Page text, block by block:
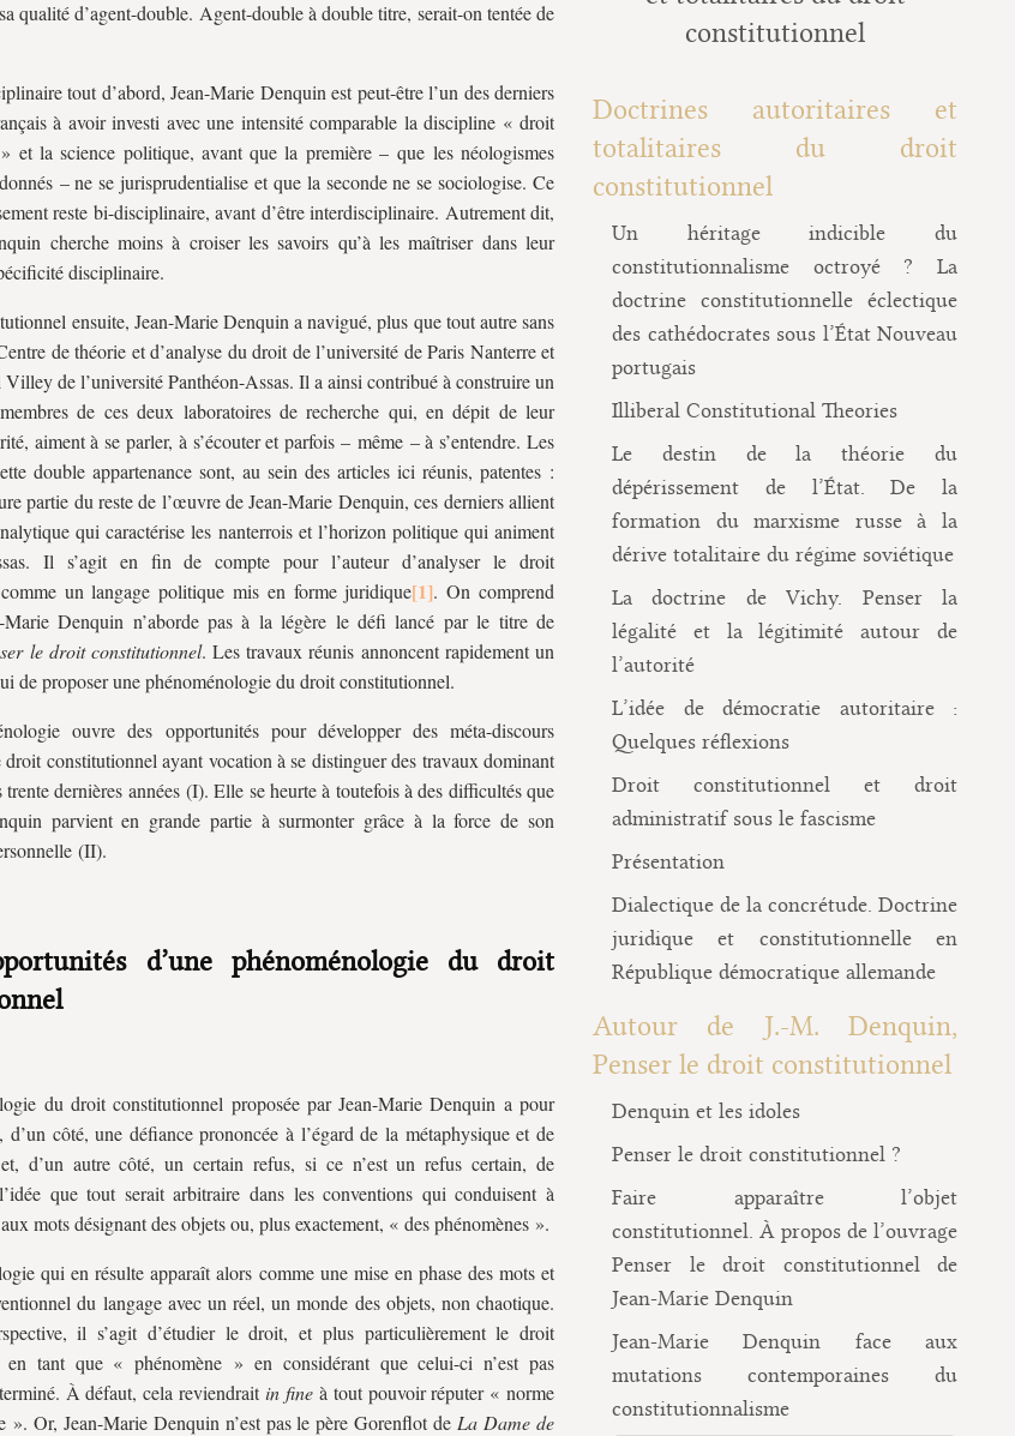
qualité d’agent-double. Agent-double à double titre, serait-on tentée de
tout d’abord, Jean-Marie Denquin est peut-être l’un des derniers
à avoir investi avec une intensité comparable la discipline « droit
et la science politique, avant que la première – que les néologismes
– ne se jurisprudentialise et que la seconde ne se sociologise. Ce
reste bi-disciplinaire, avant d’être interdisciplinaire. Autrement dit,
cherche moins à croiser les savoirs qu’à les maîtriser dans leur
disciplinaire.
ensuite, Jean-Marie Denquin a navigué, plus que tout autre sans
de théorie et d’analyse du droit de l’université de Paris Nanterre et
de l’université Panthéon-Assas. Il a ainsi contribué à construire un
de ces deux laboratoires de recherche qui, en dépit de leur
aiment à se parler, à s’écouter et parfois – même – à s’entendre. Les
double appartenance sont, au sein des articles ici réunis, patentes :
partie du reste de l’œuvre de Jean-Marie Denquin, ces derniers allient
qui caractérise les nanterrois et l’horizon politique qui animent
Il s’agit en fin de compte pour l’auteur d’analyser le droit
un langage politique mis en forme juridique
. On comprend
Marie Denquin n’aborde pas à la légère le défi lancé par le titre de
le droit constitutionnel. Les travaux réunis annoncent rapidement un
de proposer une phénoménologie du droit constitutionnel.
ouvre des opportunités pour développer des méta-discours
droit constitutionnel ayant vocation à se distinguer des travaux dominant
dernières années (I). Elle se heurte à toutefois à des difficultés que
parvient en grande partie à surmonter grâce à la force de son
(II).
d’une phénoménologie du droit
du droit constitutionnel proposée par Jean-Marie Denquin a pour
d’un côté, une défiance prononcée à l’égard de la métaphysique et de
et, d’un autre côté, un certain refus, si ce n’est un refus certain, de
que tout serait arbitraire dans les conventions qui conduisent à
mots désignant des objets ou, plus exactement, « des phénomènes ».
qui en résulte apparaît alors comme une mise en phase des mots et
du langage avec un réel, un monde des objets, non chaotique.
il s’agit d’étudier le droit, et plus particulièrement le droit
en tant que « phénomène » en considérant que celui-ci n’est pas
À défaut, cela reviendrait in fine à tout pouvoir réputer « norme
». Or, Jean-Marie Denquin n’est pas le père Gorenflot de La Dame de
constitutionnel
Doctrines autoritaires et
totalitaires du droit
constitutionnel
Un héritage indicible du
constitutionnalisme octroyé ? La
doctrine constitutionnelle éclectique
des cathédocrates sous l’État Nouveau
portugais
Illiberal Constitutional Theories
Le destin de la théorie du
dépérissement de l’État. De la
formation du marxisme russe à la
dérive totalitaire du régime soviétique
La doctrine de Vichy. Penser la
légalité et la légitimité autour de
l’autorité
L’idée de démocratie autoritaire :
Quelques réflexions
Droit constitutionnel et droit
administratif sous le fascisme
Présentation
Dialectique de la concrétude. Doctrine
juridique et constitutionnelle en
République démocratique allemande
Autour de J.-M. Denquin,
Penser le droit constitutionnel
Denquin et les idoles
Penser le droit constitutionnel ?
Faire apparaître l’objet
constitutionnel. À propos de l’ouvrage
Penser le droit constitutionnel de
Jean-Marie Denquin
Jean-Marie Denquin face aux
mutations contemporaines du
constitutionnalisme